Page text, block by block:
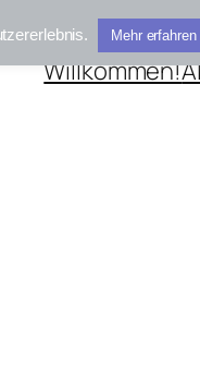
Willkommen!
Mehr erfahren